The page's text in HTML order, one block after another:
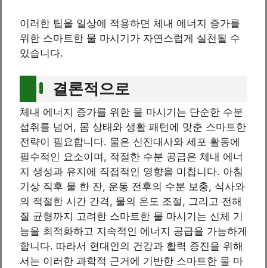
이러한 팁을 일상에 적용하면 체내 에너지 증가를
위한 스마트한 물 마시기가 자연스럽게 실천될 수
있습니다.
결론적으로
체내 에너지 증가를 위한 물 마시기는 단순한 수분
섭취를 넘어, 몸 상태와 생활 패턴에 맞춘 스마트한
전략이 필요합니다. 물은 신진대사와 세포 활동에
필수적인 요소이며, 적절한 수분 공급은 체내 에너
지 생성과 유지에 직접적인 영향을 미칩니다. 아침
기상 직후 물 한 잔, 운동 전후의 수분 보충, 식사와
의 적절한 시간 간격, 물의 온도 조절, 그리고 전해
질 균형까지 고려한 스마트한 물 마시기는 신체 기
능을 최적화하고 지속적인 에너지 공급을 가능하게
합니다. 따라서 현대인의 건강과 활력 증진을 위해
서는 이러한 과학적 근거에 기반한 스마트한 물 마